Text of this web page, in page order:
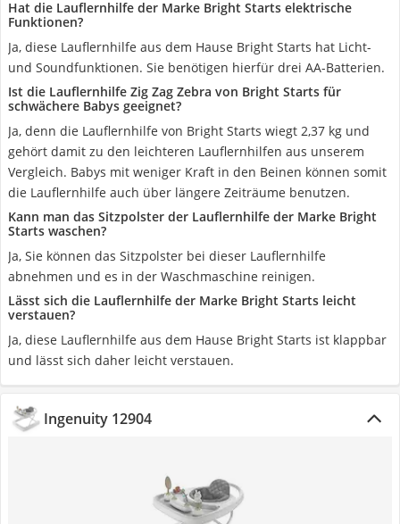
Hat die Lauflernhilfe der Marke Bright Starts elektrische
Funktionen?
Ja, diese Lauflernhilfe aus dem Hause Bright Starts hat Licht-
und Soundfunktionen. Sie benötigen hierfür drei AA-Batterien.
Ist die Lauflernhilfe Zig Zag Zebra von Bright Starts für
schwächere Babys geeignet?
Ja, denn die Lauflernhilfe von Bright Starts wiegt ‎2,37 kg und
gehört damit zu den leichteren Lauflernhilfen aus unserem
Vergleich. Babys mit weniger Kraft in den Beinen können somit
die Lauflernhilfe auch über längere Zeiträume benutzen.
Kann man das Sitzpolster der Lauflernhilfe der Marke Bright
Starts waschen?
Ja, Sie können das Sitzpolster bei dieser Lauflernhilfe
abnehmen und es in der Waschmaschine reinigen.
Lässt sich die Lauflernhilfe der Marke Bright Starts leicht
verstauen?
Ja, diese Lauflernhilfe aus dem Hause Bright Starts ist klappbar
und lässt sich daher leicht verstauen.
Ingenuity 12904